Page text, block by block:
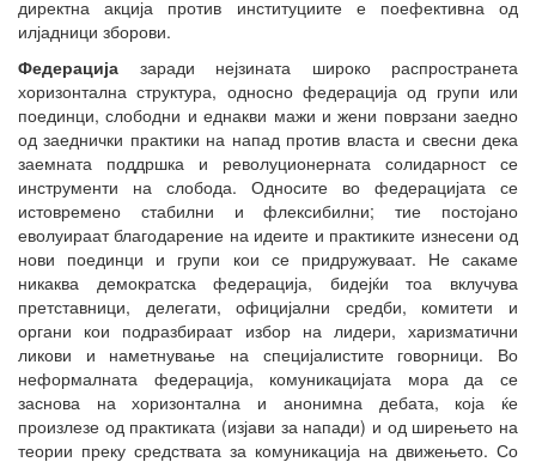
директна акција против институциите е поефективна од
илјадници зборови.
Федерација заради нејзината широко распространета
хоризонтална структура, односно федерација од групи или
поединци, слободни и еднакви мажи и жени поврзани заедно
од заеднички практики на напад против власта и свесни дека
заемната поддршка и револуционерната солидарност се
инструменти на слобода. Односите во федерацијата се
истовремено стабилни и флексибилни; тие постојано
еволуираат благодарение на идеите и практиките изнесени од
нови поединци и групи кои се придружуваат. Не сакаме
никаква демократска федерација, бидејќи тоа вклучува
претставници, делегати, официјални средби, комитети и
органи кои подразбираат избор на лидери, харизматични
ликови и наметнување на специјалистите говорници. Во
неформалната федерација, комуникацијата мора да се
заснова на хоризонтална и анонимна дебата, која ќе
произлезе од практиката (изјави за напади) и од ширењето на
теории преку средствата за комуникација на движењето. Со